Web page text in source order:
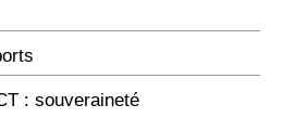
: souveraineté